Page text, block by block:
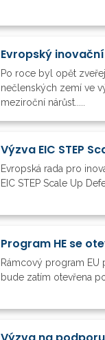
Evropský
Po roce byl opět
nečlenských zemí ve
meziroční nárůst.....
Výzva EIC STEP
Evropská rada pro
EIC STEP Scale Up
Program HE se
Rámcový program
bude zatím otevřena